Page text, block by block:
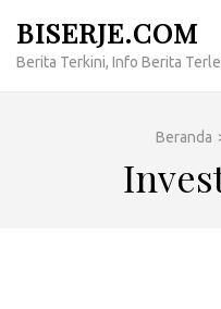
konten
BISERJE.COM
Berita Terkini, Info Berita
Beranda